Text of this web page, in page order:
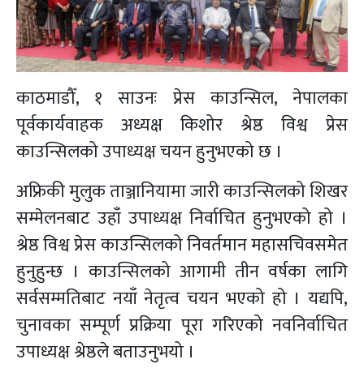
काठमाडौँ, १ साउनः प्रेस काउन्सिल, नेपालका
पूर्वकार्यवाहक अध्यक्ष किशोर श्रेष्ठ विश्व प्रेस
काउन्सिलको उपाध्यक्ष चयन हुनुभएको छ ।
अफ्रिकी मुलुक ताञ्जानियामा जारी काउन्सिलको शिखर
सम्मेलनबाट उहाँ उपाध्यक्ष निर्वाचित हुनुभएको हो ।
श्रेष्ठ विश्व प्रेस काउन्सिलको निवर्तमान महासचिवसमेत
हुनुहुन्छ । काउन्सिलको आगामी तीन वर्षका लागि
सर्वसम्मतिबाट नयाँ नेतृत्व चयन भएको हो । यद्यपि,
चुनावका सम्पूर्ण प्रक्रिया पूरा गरिएको नवनिर्वाचित
उपाध्यक्ष श्रेष्ठले बताउनुभयो ।